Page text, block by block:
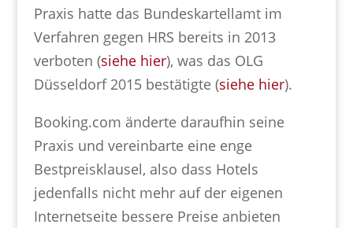
Praxis hatte das Bundeskartellamt im
Verfahren gegen HRS bereits in 2013
verboten (siehe hier), was das OLG
Düsseldorf 2015 bestätigte (siehe hier).
Booking.com änderte daraufhin seine
Praxis und vereinbarte eine enge
Bestpreisklausel, also dass Hotels
jedenfalls nicht mehr auf der eigenen
Internetseite bessere Preise anbieten